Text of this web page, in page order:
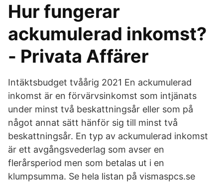
Hur fungerar
ackumulerad inkomst?
- Privata Affärer
Intäktsbudget tvåårig 2021 En ackumulerad
inkomst är en förvärvsinkomst som intjänats
under minst två beskattningsår eller som på
något annat sätt hänför sig till minst två
beskattningsår. En typ av ackumulerad inkomst
är ett avgångsvederlag som avser en
flerårsperiod men som betalas ut i en
klumpsumma. Se hela listan på vismaspcs.se